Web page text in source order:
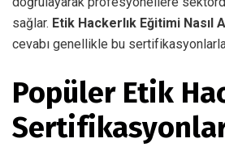
sağlar. Etik Hackerlık Eğitimi Nasıl
cevabı genellikle bu
Popüler Etik